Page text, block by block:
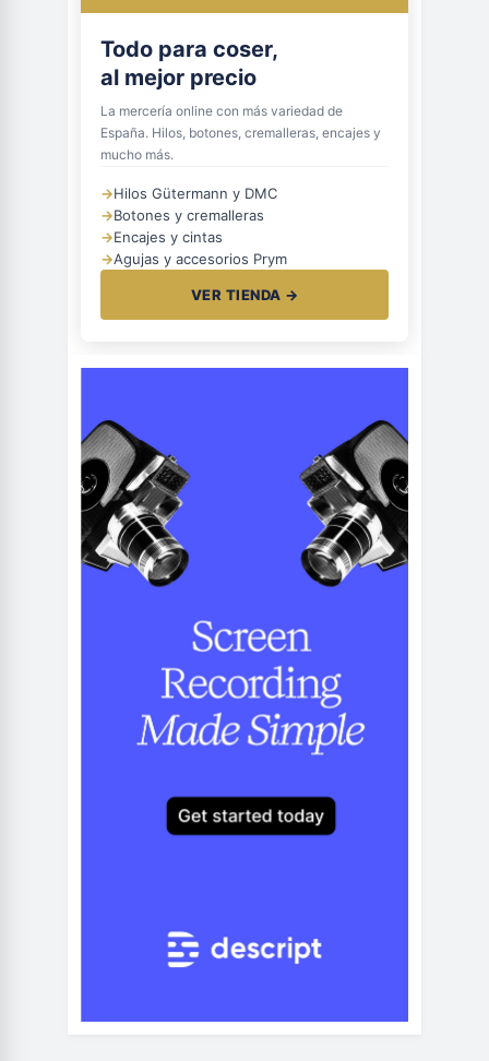
Todo para coser,
al mejor precio
La mercería online con más variedad de
España. Hilos, botones, cremalleras, encajes y
mucho más.
→Hilos Gütermann y DMC
→Botones y cremalleras
→Encajes y cintas
→Agujas y accesorios Prym
VER TIENDA →